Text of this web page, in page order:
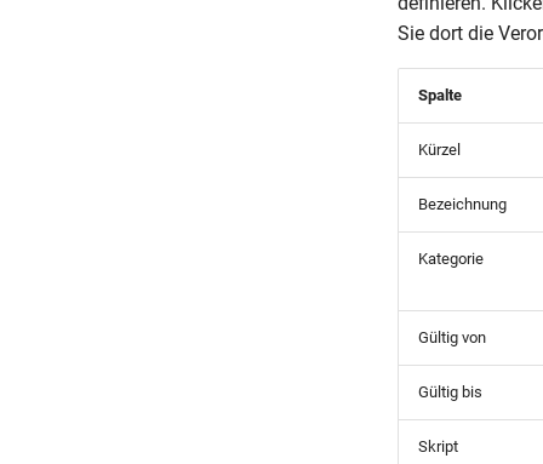
Sie dort die
Spalte
Kürzel
Bezeichnung
Kategorie
Gültig von
Gültig bis
Skript